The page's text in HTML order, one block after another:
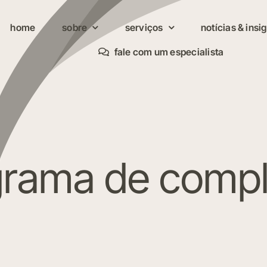
home sobre serviços notícias &
fale com um especialista
home sobre serviços notícias &
fale com um especialista
de